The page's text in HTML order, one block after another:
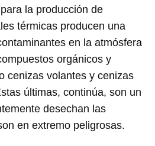
la producción de
térmicas producen una
en la atmósfera
orgánicos y
cenizas volantes y cenizas
últimas, continúa, son un
desechan las
en extremo peligrosas.